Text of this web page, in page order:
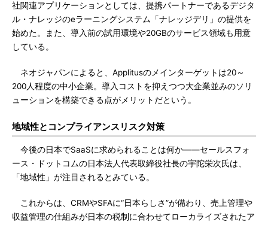
社関連アプリケーションとしては、提携パートナーであるデジタ
ル・ナレッジのeラーニングシステム「ナレッジデリ」の提供を
始めた。また、導入前の試用環境や20GBのサービス領域も用意
している。
ネオジャパンによると、Applitusのメインターゲットは20～
200人程度の中小企業。導入コストを抑えつつ大企業並みのソリ
ューションを構築できる点がメリットだという。
地域性とコンプライアンスリスク対策
今後の日本でSaaSに求められることは何か――セールスフォ
ース・ドットコムの日本法人代表取締役社長の宇陀栄次氏は、
「地域性」が注目されるとみている。
これからは、CRMやSFAに“日本らしさ”が備わり、売上管理や
収益管理の仕組みが日本の税制に合わせてローカライズされたア